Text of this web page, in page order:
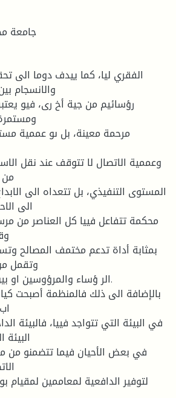
جامعة
الفقري ليا، كما ييدف دوما الى
والانسجام
رؤسائيم من جية أخ رى، فيو
مرحمة معينة، بل ىو عممية
وعممية الاتصال لا تتوقف عند نقل
من
المستوى التنفيذي، بل تتعداه الى
الى
محكمة تتفاعل فييا كل العناصر من
بمثابة أداة تدعم مختمف المصالح
وتقمل
الر ؤساء والمرؤوسين او
بالإضافة الى ذلك فالمنظمة أصبحت
في البيئة التي تتواجد فييا، فالبيئة
البيئة
في بعض الأحيان فيما تتضمنو من
لتوفير الدافعية لمعاممين لمقيام